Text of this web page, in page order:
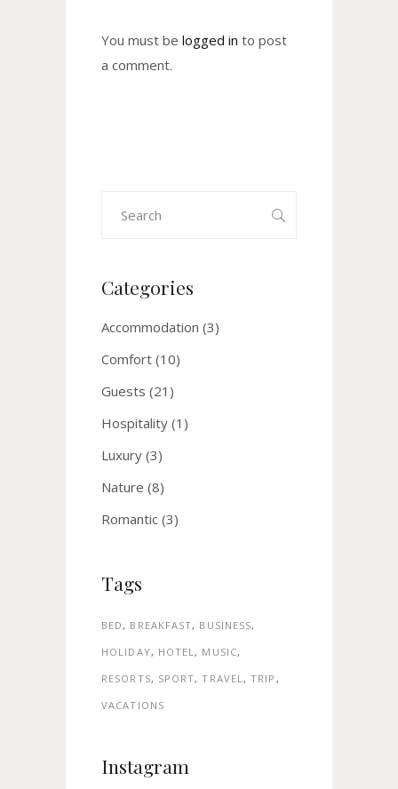
You must be logged in to post
a comment.
Categories
Accommodation (3)
Comfort (10)
Guests (21)
Hospitality (1)
Luxury (3)
Nature (8)
Romantic (3)
Tags
BED BREAKFAST
BUSINESS
HOLIDAY
HOTEL
MUSIC
RESORTS
SPORT TRAVEL
TRIP
VACATIONS
Instagram